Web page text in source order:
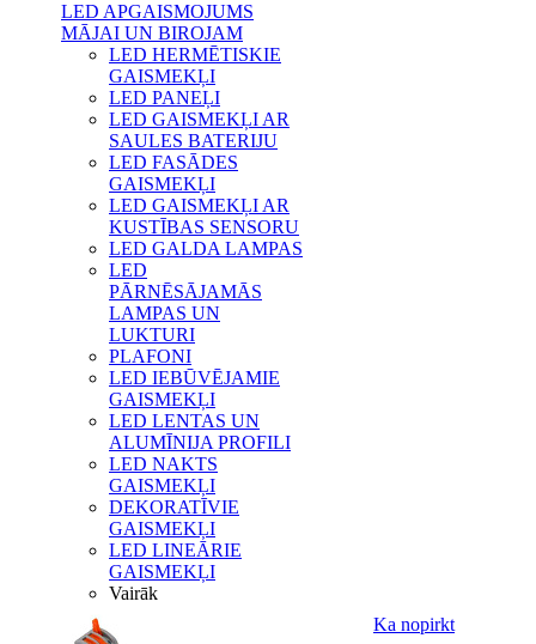
LED APGAISMOJUMS
MĀJAI UN BIROJAM
LED HERMĒTISKIE
GAISMEKĻI
LED PANEĻI
LED GAISMEKĻI AR
SAULES BATERIJU
LED FASĀDES
GAISMEKĻI
LED GAISMEKĻI AR
KUSTĪBAS SENSORU
LED GALDA LAMPAS
LED
PĀRNĒSĀJAMĀS
LAMPAS UN
LUKTURI
PLAFONI
LED IEBŪVĒJAMIE
GAISMEKĻI
LED LENTAS UN
ALUMĪNIJA PROFILI
LED NAKTS
GAISMEKĻI
DEKORATĪVIE
GAISMEKĻI
LED LINEĀRIE
GAISMEKĻI
Vairāk
Ka nopirkt